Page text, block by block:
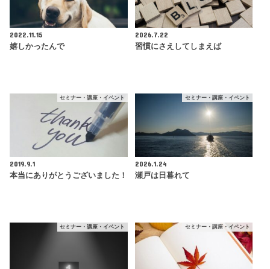
2022.11.15
嬉しかったんで
2026.7.22
習慣にさえしてしまえば
セミナー・講座・イベント
2019.9.1
本当にありがとうございました！
セミナー・講座・イベント
2026.1.24
瀬戸は日暮れて
セミナー・講座・イベント セミナー・講座・イベント